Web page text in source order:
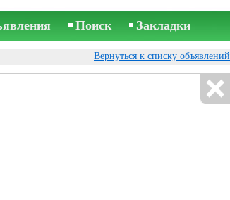
Поиск Закладки
Вернуться к списку объявлений